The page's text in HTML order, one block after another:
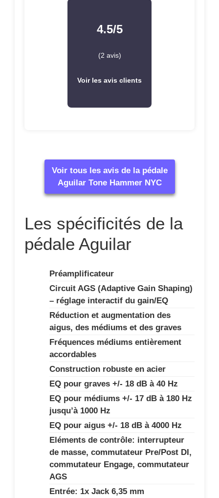
4.5/5
(2 avis)
Voir les avis clients
Voir tous les avis de la pédale
Aguilar Tone Hammer NYC
Les spécificités de la
pédale Aguilar
Préamplificateur
Circuit AGS (Adaptive Gain Shaping)
– réglage interactif du gain/EQ
Réduction et augmentation des
aigus, des médiums et des graves
Fréquences médiums entièrement
accordables
Construction robuste en acier
EQ pour graves +/- 18 dB à 40 Hz
EQ pour médiums +/- 17 dB à 180 Hz
jusqu’à 1000 Hz
EQ pour aigus +/- 18 dB à 4000 Hz
Eléments de contrôle: interrupteur
de masse, commutateur Pre/Post DI,
commutateur Engage, commutateur
AGS
Entrée: 1x Jack 6,35 mm